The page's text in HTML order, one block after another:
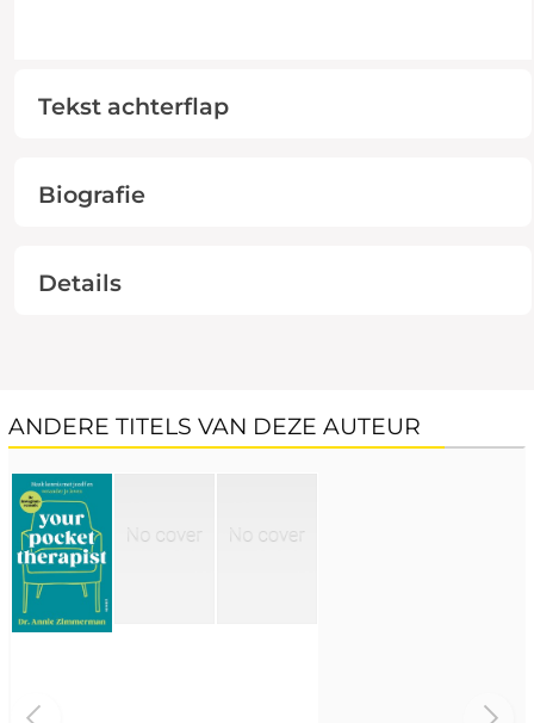
Tekst achterflap
Biografie
Details
ANDERE TITELS VAN DEZE AUTEUR